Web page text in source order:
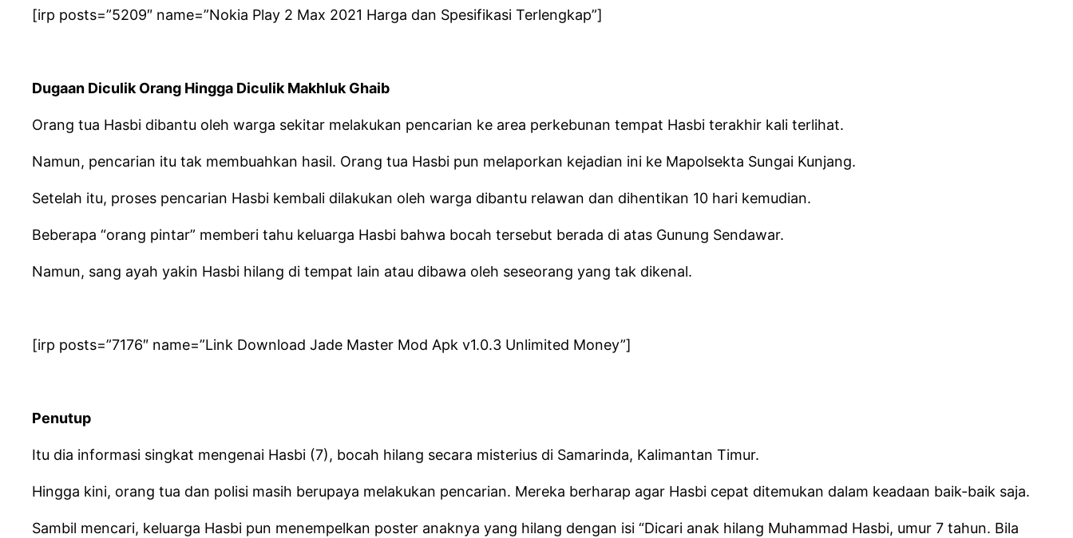
[irp posts=”5209″ name=”Nokia Play 2 Max 2021 Harga dan Spesifikasi Terlengkap”]
Dugaan Diculik Orang Hingga Diculik Makhluk Ghaib
Orang tua Hasbi dibantu oleh warga sekitar melakukan pencarian ke area perkebunan tempat Hasbi terakhir kali terlihat.
Namun, pencarian itu tak membuahkan hasil. Orang tua Hasbi pun melaporkan kejadian ini ke Mapolsekta Sungai Kunjang.
Setelah itu, proses pencarian Hasbi kembali dilakukan oleh warga dibantu relawan dan dihentikan 10 hari kemudian.
Beberapa “orang pintar” memberi tahu keluarga Hasbi bahwa bocah tersebut berada di atas Gunung Sendawar.
Namun, sang ayah yakin Hasbi hilang di tempat lain atau dibawa oleh seseorang yang tak dikenal.
[irp posts=”7176″ name=”Link Download Jade Master Mod Apk v1.0.3 Unlimited Money”]
Penutup
Itu dia informasi singkat mengenai Hasbi (7), bocah hilang secara misterius di Samarinda, Kalimantan Timur.
Hingga kini, orang tua dan polisi masih berupaya melakukan pencarian. Mereka berharap agar Hasbi cepat ditemukan dalam keadaan baik-baik saja.
Sambil mencari, keluarga Hasbi pun menempelkan poster anaknya yang hilang dengan isi “Dicari anak hilang Muhammad Hasbi, umur 7 tahun. Bila